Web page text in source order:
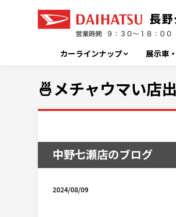
カーラインナップ 展示車
🍜メチャウマい店
中野七瀬店のブログ
2024/08/09